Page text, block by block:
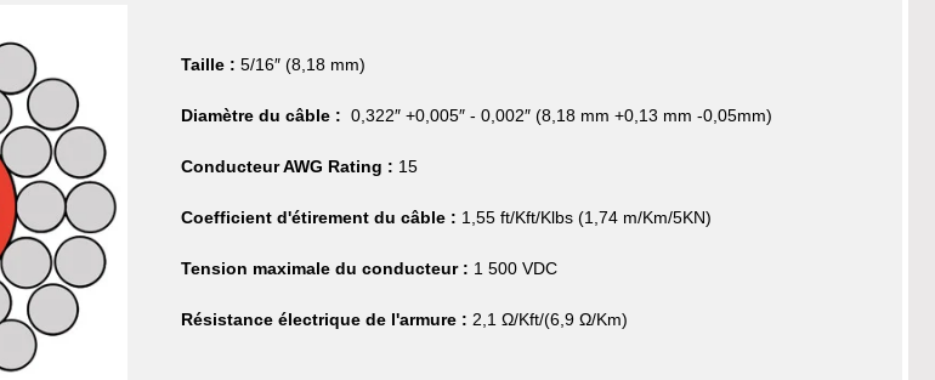
Taille : 5/16″ (8,18 mm)
Diamètre du câble : 0,322″ +0,005″ - 0,002″ (8,18 mm +0,13 mm -0,05mm)
Conducteur AWG Rating : 15
Coefficient d'étirement du câble : 1,55 ft/Kft/Klbs (1,74 m/Km/5KN)
Tension maximale du conducteur : 1 500 VDC
Résistance électrique de l'armure : 2,1 Ω/Kft/(6,9 Ω/Km)